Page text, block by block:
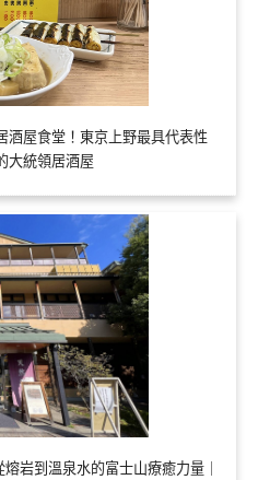
屋食堂！東京上野最具代表性
大統領居酒屋
岩到溫泉水的富士山療癒力量｜